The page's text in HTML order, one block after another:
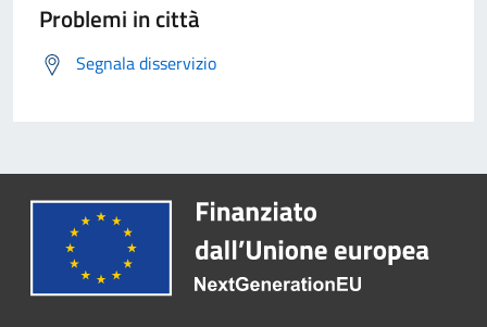
Problemi in città
Segnala disservizio